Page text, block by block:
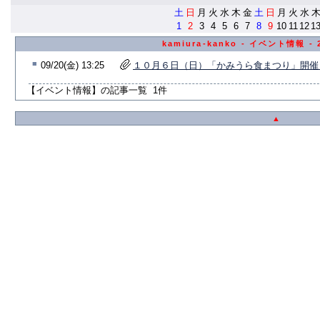
土 日 月 火 水 木 金 土 日 月 火 水 木
1
2 3 4 5 6 7 8 9 10 11 12 13
kamiura-kanko - イベント情報 -
■ 09/20(金) 13:25 １０月６日（日）「かみうら食まつり」開
【イベント情報】の記事一覧 1件
▲